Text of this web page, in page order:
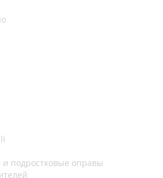
и подростковые оправы